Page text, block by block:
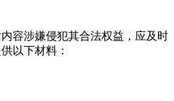
容涉嫌侵犯其合法权益，应及时
以下材料：